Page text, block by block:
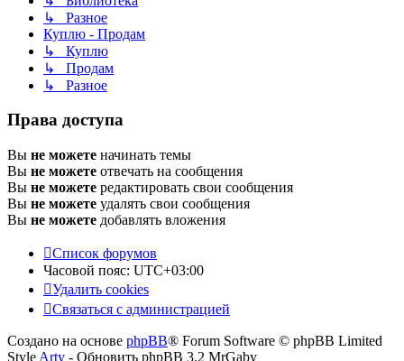
↳ Разное
Куплю - Продам
↳ Куплю
↳ Продам
↳ Разное
Права доступа
Вы не можете начинать темы
Вы не можете отвечать на сообщения
Вы не можете редактировать свои сообщения
Вы не можете удалять свои сообщения
Вы не можете добавлять вложения
Список форумов
Часовой пояс: UTC+03:00
Удалить cookies
Связаться с администрацией
Создано на основе phpBB® Forum Software © phpBB Limited
Style Arty - Обновить phpBB 3.2 MrGaby